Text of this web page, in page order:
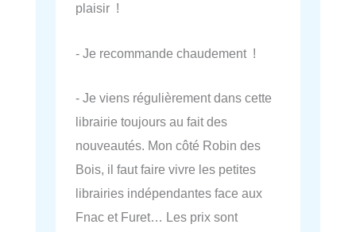
plaisir !
- Je recommande chaudement !
- Je viens régulièrement dans cette
librairie toujours au fait des
nouveautés. Mon côté Robin des
Bois, il faut faire vivre les petites
librairies indépendantes face aux
Fnac et Furet… Les prix sont